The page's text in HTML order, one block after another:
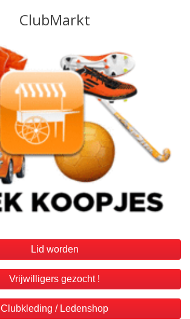
Lid worden
Vrijwilligers gezocht !
Clubkleding / Ledenshop